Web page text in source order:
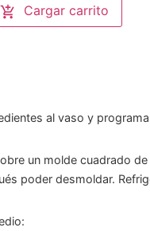
Cargar carrito
al vaso y
un molde cuadrado
poder desmoldar.